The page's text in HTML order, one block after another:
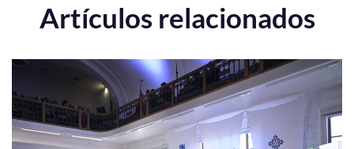
Artículos relacionados